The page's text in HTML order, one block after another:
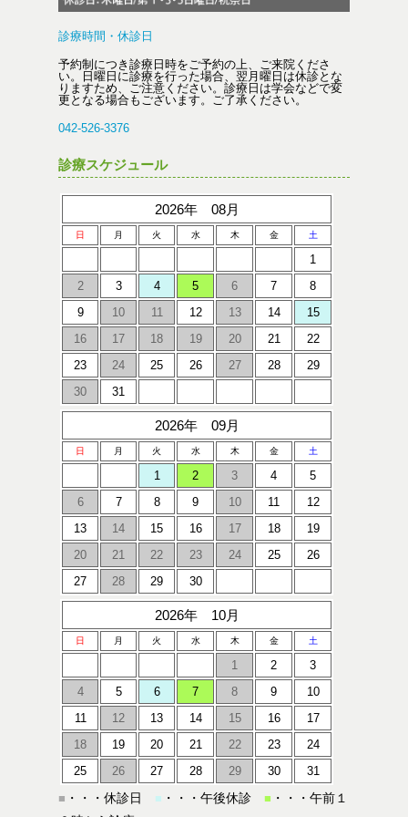
診療時間・休診日
予約制につき診療日時をご予約の上、ご来院くださ
い。日曜日に診療を行った場合、翌月曜日は休診とな
りますため、ご注意ください。診療日は学会などで変
更となる場合もございます。ご了承ください。
042-526-3376
診療スケジュール
2026年 08月
日 月 火 水 木 金 土
1
2
3 4 5 6 7
8
9
10 11 12 13 14
15
16
17 18 19 20 21
22
23
24 25 26 27 28
29
30
31
2026年 09月
日 月 火 水 木 金 土
1 2 3 4
5
6
7 8 9 10 11
12
13
14 15 16 17 18
19
20
21 22 23 24 25
26
27
28 29 30
2026年 10月
日 月 火 水 木 金 土
1 2
3
4
5 6 7 8 9
10
11
12 13 14 15 16
17
18
19 20 21 22 23
24
25
26 27 28 29 30
31
■ ・・・休診日 ■ ・・・午後休診 ■ ・・・午前１